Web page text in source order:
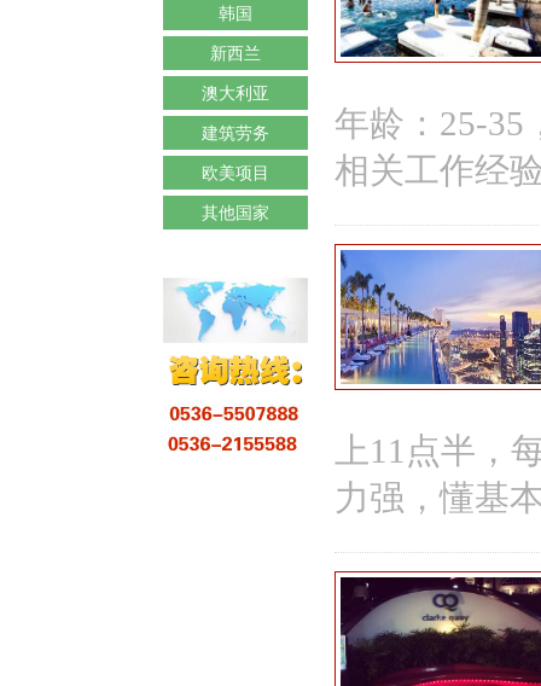
韩国
新西兰
澳大利亚
建筑劳务
欧美项目
其他国家
年龄：25-35
相关工作经
上11点半，
力强，懂基